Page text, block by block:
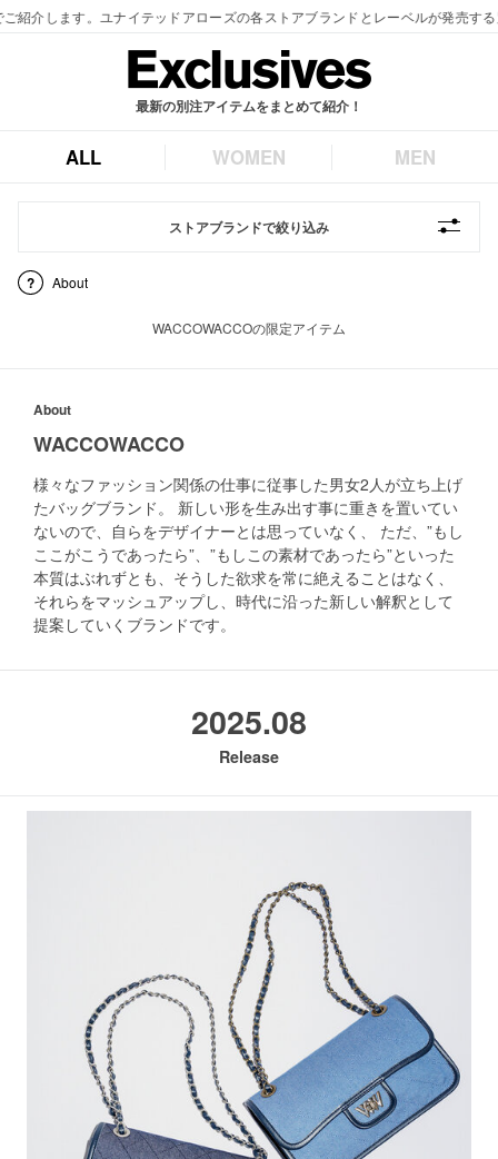
最新の別注アイテムをまとめて紹介！
ALL WOMEN MEN
About
ストアブランドで絞り込み
WACCOWACCOの限定アイテム
About
WACCOWACCO
様々なファッション関係の仕事に従事した男女2人が立ち上げ
たバッグブランド。 新しい形を生み出す事に重きを置いてい
ないので、自らをデザイナーとは思っていなく、 ただ、”もし
ここがこうであったら”、”もしこの素材であったら”といった
本質はぶれずとも、そうした欲求を常に絶えることはなく、
それらをマッシュアップし、時代に沿った新しい解釈として
提案していくブランドです。
2025.08
Release